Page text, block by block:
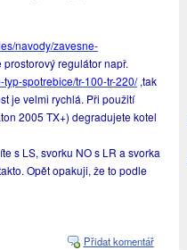
navody/zavesne-
regulátor např.
spotrebice/tr-100-tr-220/,tak
je velmi rychlá. Při použití
2005 TX+) degradujete kotel
s LS, svorku NO s LR a svorka
Opět opakuji, že to podle
Přidat komentář